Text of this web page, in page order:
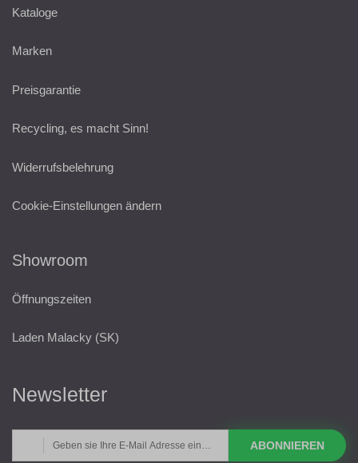
Kataloge
Marken
Preisgarantie
Recycling, es macht Sinn!
Widerrufsbelehrung
Cookie-Einstellungen ändern
Showroom
Öffnungszeiten
Laden Malacky (SK)
Newsletter
ABONNIEREN